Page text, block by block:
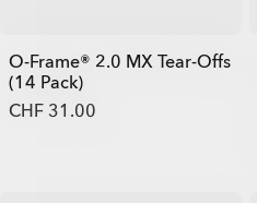
O-Frame® 2.0 MX Tear-Offs
(14 Pack)
CHF 31.00